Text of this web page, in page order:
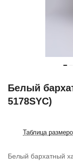
Белый
5178SYC)
Таблица
Белый бархатный